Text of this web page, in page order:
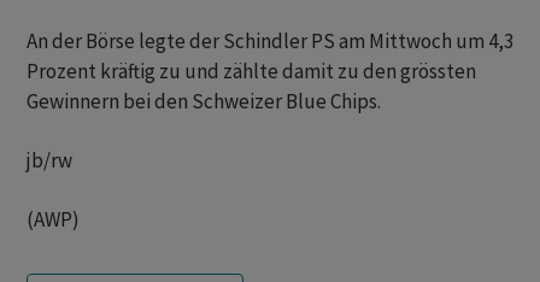
An der Börse legte der Schindler PS am Mittwoch um 4,3
Prozent kräftig zu und zählte damit zu den grössten
Gewinnern bei den Schweizer Blue Chips.
jb/rw
(AWP)